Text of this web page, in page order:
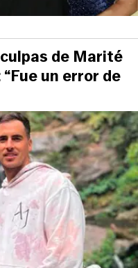
de Marité
un error de